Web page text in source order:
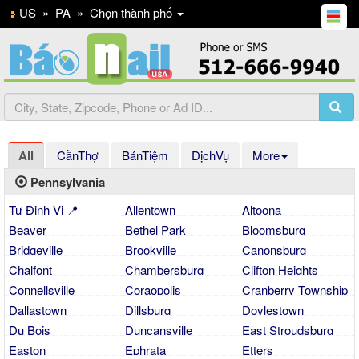
US » PA » Chọn thành phố
All CầnThợ BánTiệm DịchVụ More
Pennsylvania
Tự Định Vị 📍 Allentown
Altoona
Beaver
Bethel Park
Bloomsburg
Bridgeville
Brookville
Canonsburg
Chalfont
Chambersburg
Clifton Heights
Connellsville
Coraopolis
Cranberry Township
Dallastown
Dillsburg
Doylestown
Du Bois
Duncansville
East Stroudsburg
Easton
Ephrata
Etters